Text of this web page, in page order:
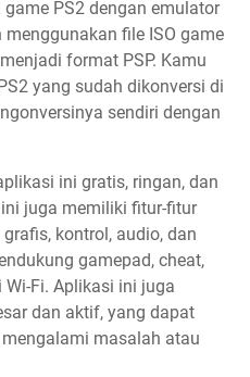
PS2 dengan emulator
file ISO game
format PSP. Kamu
yang sudah dikonversi di
sendiri dengan
ini gratis, ringan, dan
juga memiliki fitur-fitur
kontrol, audio, dan
gamepad, cheat,
Fi. Aplikasi ini juga
dan aktif, yang dapat
masalah atau